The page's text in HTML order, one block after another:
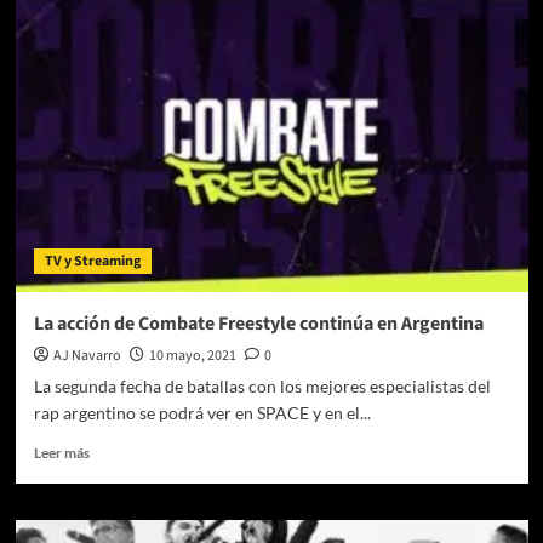
Warner
TV y Streaming
La acción de Combate Freestyle continúa en Argentina
AJ Navarro 10 mayo, 2021
0
La segunda fecha de batallas con los mejores especialistas del
rap argentino se podrá ver en SPACE y en el...
Leer másLeer
La